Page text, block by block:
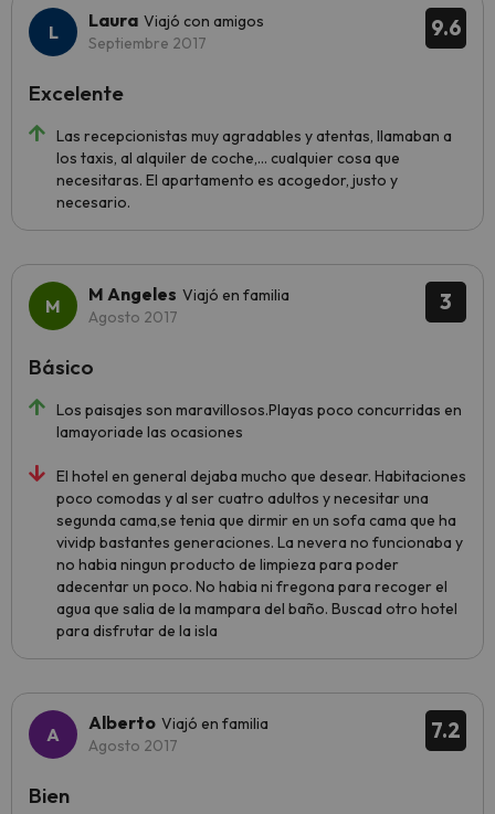
9.6
Laura Viajó con amigos
Septiembre 2017
Las recepcionistas muy agradables y atentas, llamaban a
los taxis, al alquiler de coche,... cualquier cosa que
necesitaras. El apartamento es acogedor, justo y
necesario.
Excelente
3
M Angeles Viajó en familia
Agosto 2017
Los paisajes son maravillosos.Playas poco concurridas en
lamayoriade las ocasiones
El hotel en general dejaba mucho que desear. Habitaciones
poco comodas y al ser cuatro adultos y necesitar una
segunda cama,se tenia que dirmir en un sofa cama que ha
vividp bastantes generaciones. La nevera no funcionaba y
no habia ningun producto de limpieza para poder
adecentar un poco. No habia ni fregona para recoger el
agua que salia de la mampara del baño. Buscad otro hotel
para disfrutar de la isla
Básico
7.2
Alberto Viajó en familia
Agosto 2017
Bien